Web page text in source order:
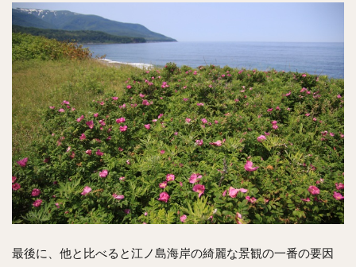
最後に、他と比べると江ノ島海岸の綺麗な景観の一番の要因